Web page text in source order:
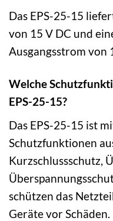
Das EPS-25-15
von 15 V DC und
Ausgangsstrom von
Welche
EPS-25-15?
Das EPS-25-15 ist
Schutzfunktionen
Kurzschlussschutz,
schützen das
Geräte vor Schäden.